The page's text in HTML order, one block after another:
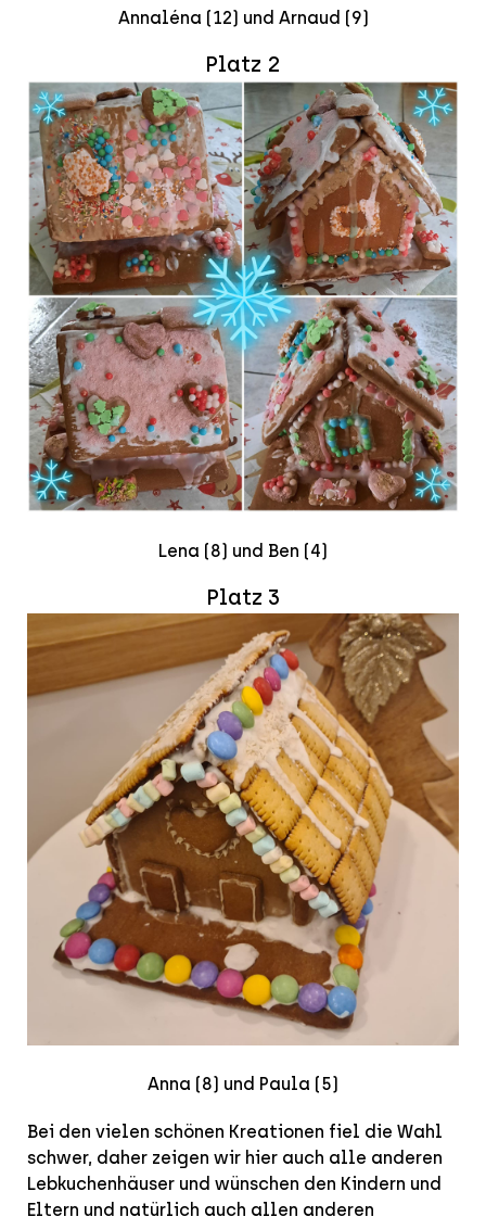
Annaléna (12) und Arnaud (9)
Platz 2
Lena (8) und Ben (4)
Platz 3
Anna (8) und Paula (5)
Bei den vielen schönen Kreationen fiel die Wahl
schwer, daher zeigen wir hier auch alle anderen
Lebkuchenhäuser und wünschen den Kindern und
Eltern und natürlich auch allen anderen